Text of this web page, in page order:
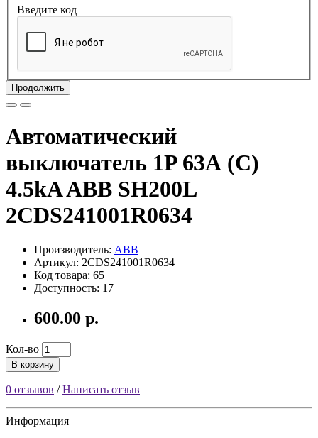
Введите код
Продолжить
Автоматический
выключатель 1P 63А (C)
4.5kA ABB SH200L
2CDS241001R0634
Производитель: ABB
Артикул: 2CDS241001R0634
Код товара: 65
Доступность: 17
600.00 р.
Кол-во
В корзину
0 отзывов /Написать отзыв
Информация